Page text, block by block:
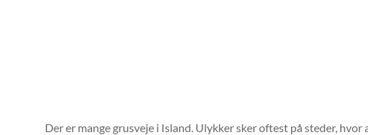
Der er mange grusveje i Island. Ulykker sker oftest på steder,